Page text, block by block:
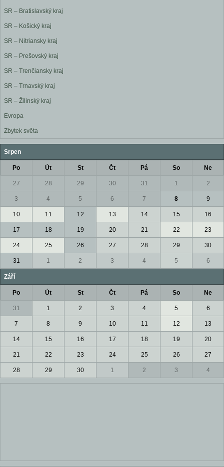
SR – Bratislavský kraj
SR – Košický kraj
SR – Nitriansky kraj
SR – Prešovský kraj
SR – Trenčiansky kraj
SR – Trnavský kraj
SR – Žilinský kraj
Evropa
Zbytek světa
Srpen
Po Út St Čt Pá So Ne
27 28 29 30 31 1 2
3 4 5 6 7 8 9
10 11 12 13 14 15 16
17 18 19 20 21 22 23
24 25 26 27 28 29 30
31 1 2 3 4 5 6
Září
Po Út St Čt Pá So Ne
31 1 2 3 4 5 6
7 8 9 10 11 12 13
14 15 16 17 18 19 20
21 22 23 24 25 26 27
28 29 30 1 2 3 4